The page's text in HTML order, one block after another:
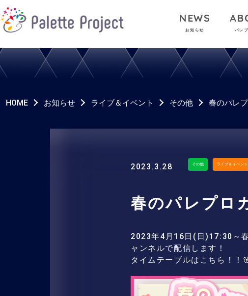
NEWS
お知らせ パレ
HOME お知らせ ライブ＆イベント その他 春のパレ
2023.3.28 その他 ライブ＆イベント
春のパレプロ
2023年4月16日(日)17:30～
ャンネルで配信します！
タイムテーブルはこちら！！